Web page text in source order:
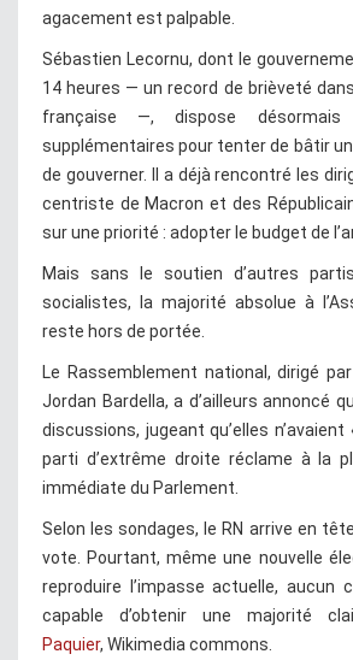
agacement est palpable.
Sébastien Lecornu, dont le
14 heures — un record de brièveté
française —, dispose
supplémentaires pour tenter de bâtir
de gouverner. Il a déjà rencontré les
centriste de Macron et des
sur une priorité : adopter le budget de
Mais sans le soutien d’autres
socialistes, la majorité absolue à
reste hors de portée.
Le Rassemblement national, dirigé
Jordan Bardella, a d’ailleurs annoncé
discussions, jugeant qu’elles n’avaient
parti d’extrême droite réclame à la
immédiate du Parlement.
Selon les sondages, le RN arrive en
vote. Pourtant, même une nouvelle
reproduire l’impasse actuelle, aucun
capable d’obtenir une majorité
Paquier, Wikimedia commons.